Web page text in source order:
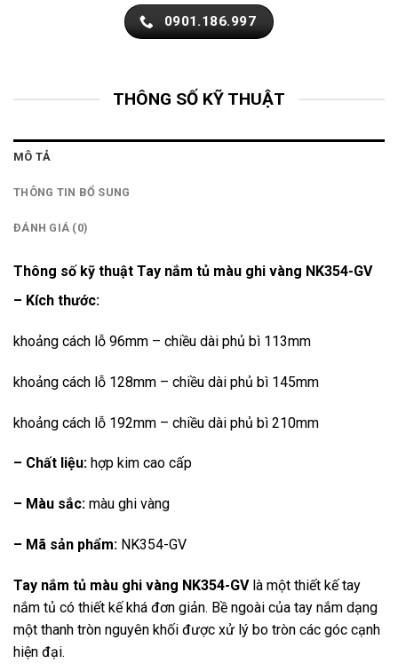
0901.186.997
THÔNG SỐ KỸ THUẬT
MÔ TẢ
THÔNG TIN BỔ SUNG
ĐÁNH GIÁ (0)
Thông số kỹ thuật Tay nắm tủ màu ghi vàng NK354-GV
– Kích thước:
khoảng cách lỗ 96mm – chiều dài phủ bì 113mm
khoảng cách lỗ 128mm – chiều dài phủ bì 145mm
khoảng cách lỗ 192mm – chiều dài phủ bì 210mm
– Chất liệu: hợp kim cao cấp
– Màu sắc: màu ghi vàng
– Mã sản phẩm: NK354-GV
Tay nắm tủ màu ghi vàng NK354-GVlà một thiết kế tay
nắm tủ có thiết kế khá đơn giản. Bề ngoài của tay nắm dạng
một thanh tròn nguyên khối được xử lý bo tròn các góc cạnh
hiện đại.